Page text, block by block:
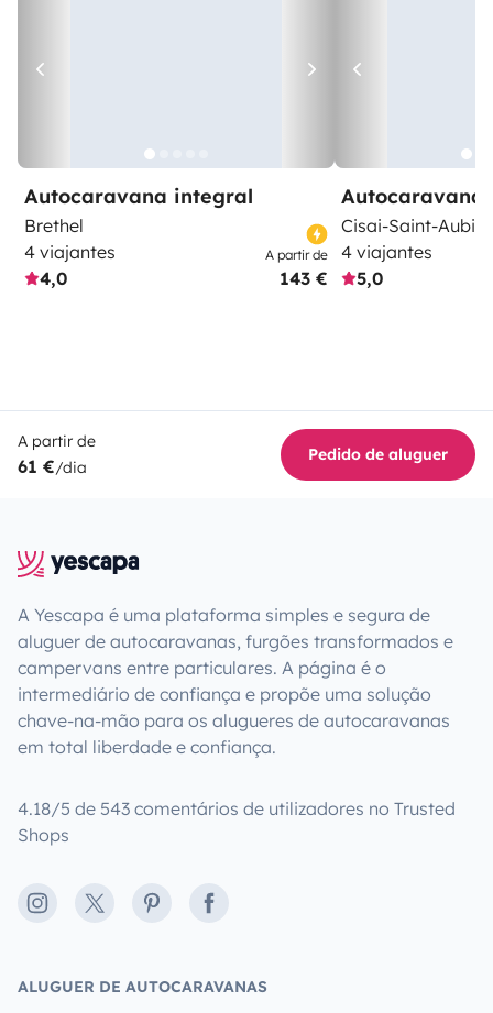
Autocaravana integral
Brethel
4 viajantes
4,0
A partir de
143 €
Autocaravana
Cisai-Saint-Aubin
4 viajantes
5,0
A partir de
61 €/dia
Pedido de aluguer
A Yescapa é uma plataforma simples e segura de
aluguer de autocaravanas, furgões transformados e
campervans entre particulares. A página é o
intermediário de confiança e propõe uma solução
chave-na-mão para os alugueres de autocaravanas
em total liberdade e confiança.
4.18/5 de 543 comentários de utilizadores no Trusted
Shops
Instagram
X PinterestFacebook
ALUGUER DE AUTOCARAVANAS